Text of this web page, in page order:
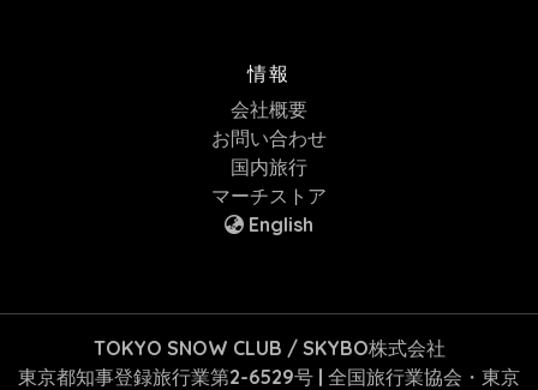
情報
会社概要
お問い合わせ
国内旅行
マーチストア
English
TOKYO SNOW CLUB / SKYBO株式会社
東京都知事登録旅行業第2-6529号 | 全国旅行業協会・東京